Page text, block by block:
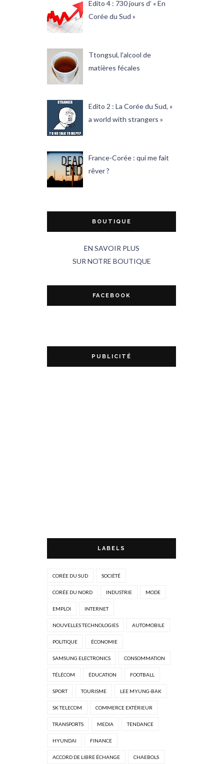
Edito 4 : 730 jours d’ « En
Corée du Sud »
Ttongsul, l'alcool de
matières fécales
Edito 2 : La Corée du Sud, «
a world with strangers »
France-Corée : qui me fait
rêver ?
BOUTIQUE
EN SAVOIR PLUS
SUR NOTRE BOUTIQUE
FACEBOOK
PUBLICITÉ
LABELS
CORÉE DU SUD SOCIÉTÉ
CORÉE DU NORD INDUSTRIE MODE
EMPLOI INTERNET
NOUVELLES TECHNOLOGIES AUTOMOBILE
POLITIQUE ÉCONOMIE
SAMSUNG ELECTRONICS CONSOMMATION
TÉLÉCOM ÉDUCATION FOOTBALL
SPORT TOURISME LEE MYUNG-BAK
SK TELECOM COMMERCE EXTÉRIEUR
TRANSPORTS MEDIA TENDANCE
HYUNDAI FINANCE
ACCORD DE LIBRE ÉCHANGE CHAEBOLS